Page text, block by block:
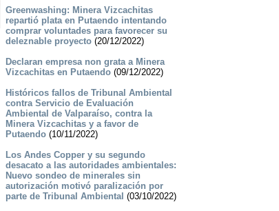
Greenwashing: Minera Vizcachitas
repartió plata en Putaendo intentando
comprar voluntades para favorecer su
deleznable proyecto(20/12/2022)
Declaran empresa non grata a Minera
Vizcachitas en Putaendo(09/12/2022)
Históricos fallos de Tribunal Ambiental
contra Servicio de Evaluación
Ambiental de Valparaíso, contra la
Minera Vizcachitas y a favor de
Putaendo(10/11/2022)
Los Andes Copper y su segundo
desacato a las autoridades ambientales:
Nuevo sondeo de minerales sin
autorización motivó paralización por
parte de Tribunal Ambiental (03/10/2022)